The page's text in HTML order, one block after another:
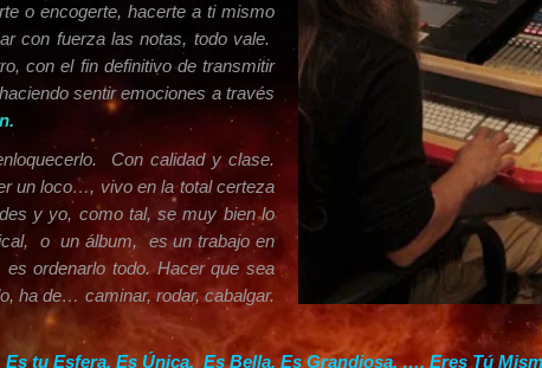
o encogerte, hacerte a ti mismo
con fuerza las notas, todo vale.
con el fin definitivo de transmitir
sentir emociones a través
Con calidad y clase.
un loco…, vivo en la total certeza
y yo, como tal, se muy bien lo
o un álbum, es un trabajo en
ordenarlo todo. Hacer que sea
ha de… caminar, rodar, cabalgar.
tu Esfera. Es Única, Es Bella, Es Grandiosa. …, Eres Tú